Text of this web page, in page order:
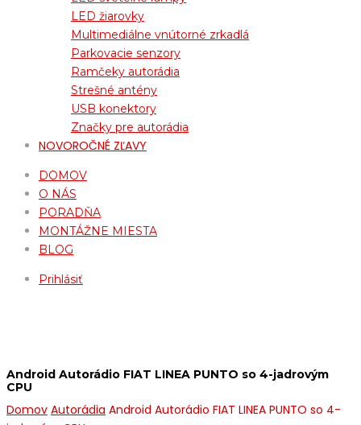
LED žiarovky
Multimediálne vnútorné zrkadlá
Parkovacie senzory
Ramčeky autorádia
Strešné antény
USB konektory
Značky pre autorádia
NOVOROČNÉ ZĽAVY
DOMOV
O NÁS
PORADŇA
MONTÁŽNE MIESTA
BLOG
Prihlásiť
Android Autorádio FIAT LINEA PUNTO so 4-jadrovým
CPU
Domov Autorádia Android Autorádio FIAT LINEA PUNTO so 4-